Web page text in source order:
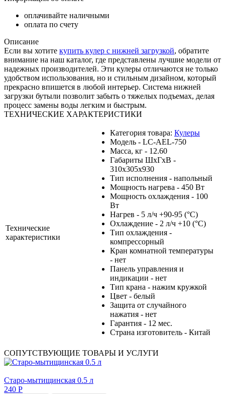
оплачивайте наличными
оплата по счету
Описание
Если вы хотите купить кулер с нижней загрузкой, обратите
внимание на наш каталог, где представлены лучшие модели от
надежных производителей. Эти кулеры отличаются не только
удобством использования, но и стильным дизайном, который
прекрасно впишется в любой интерьер. Система нижней
загрузки бутыли позволит забыть о тяжелых подъемах, делая
процесс замены воды легким и быстрым.
ТЕХНИЧЕСКИЕ ХАРАКТЕРИСТИКИ
Технические
характеристики
Категория товара: Кулеры
Модель - LC-AEL-750
Масса, кг - 12.60
Габариты ШхГхВ -
310x305x930
Тип исполнения - напольный
Мощность нагрева - 450 Вт
Мощность охлаждения - 100
Вт
Нагрев - 5 л/ч +90-95 (°С)
Охлаждение - 2 л/ч +10 (°С)
Тип охлаждения -
компрессорный
Кран комнатной температуры
- нет
Панель управления и
индикации - нет
Тип крана - нажим кружкой
Цвет - белый
Защита от случайного
нажатия - нет
Гарантия - 12 мес.
Страна изготовитель - Китай
СОПУТСТВУЮЩИЕ ТОВАРЫ И УСЛУГИ
Старо-мытищинская 0.5 л
240 Р